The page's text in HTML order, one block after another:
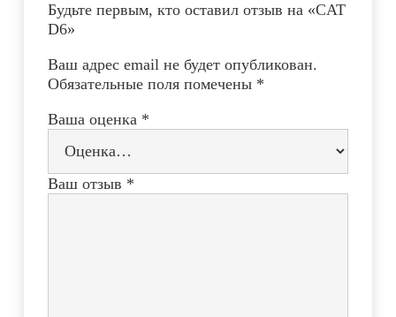
Будьте первым, кто оставил отзыв на «CAT
D6»
Ваш адрес email не будет опубликован.
Обязательные поля помечены *
Ваша оценка *
Ваш отзыв *